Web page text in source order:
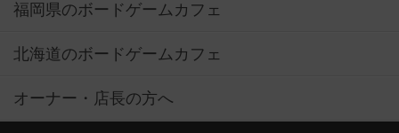
福岡県のボードゲームカフェ
北海道のボードゲームカフェ
オーナー・店長の方へ